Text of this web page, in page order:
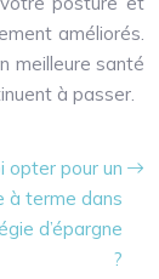
améliorés.
meilleure santé
à passer.
opter pour un
à terme dans
d’épargne
?